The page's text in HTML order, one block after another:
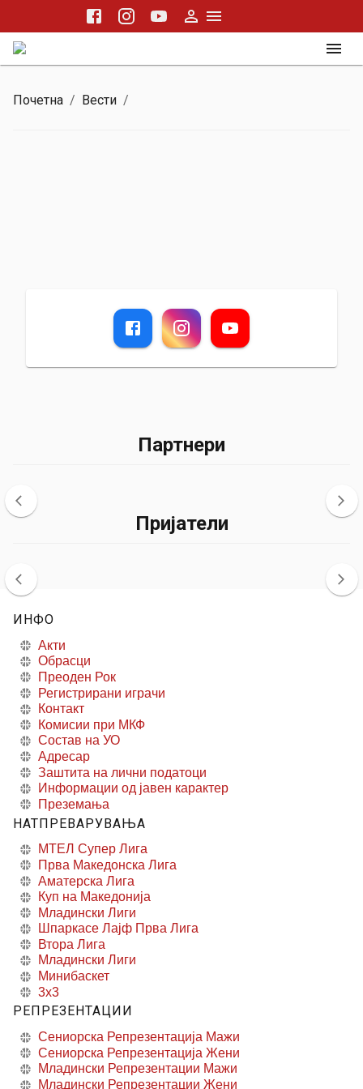
Почетна / Вести /
Партнери
Пријатели
ИНФО
Акти
Обрасци
Преоден Рок
Регистрирани играчи
Контакт
Комисии при МКФ
Состав на УО
Адресар
Заштита на лични податоци
Информации од јавен карактер
Преземања
НАТПРЕВАРУВАЊА
МТЕЛ Супер Лига
Прва Македонска Лига
Аматерска Лига
Куп на Македонија
Младински Лиги
Шпаркасе Лајф Прва Лига
Втора Лига
Младински Лиги
Минибаскет
3x3
РЕПРЕЗЕНТАЦИИ
Сениорска Репрезентација Мажи
Сениорска Репрезентација Жени
Младински Репрезентации Мажи
Младински Репрезентации Жени